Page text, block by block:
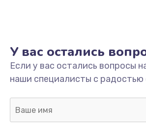
У вас остались
Если у вас остались вопросы
наши специалисты с радостью